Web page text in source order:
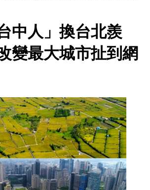
中人」換台北羨
變最大城市扯到網